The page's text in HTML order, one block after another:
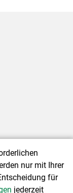
|
nur mit Ihrer
für
jederzeit